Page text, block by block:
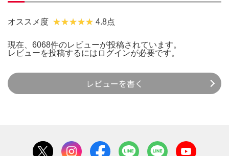
オススメ度 4.8点
現在、6068件のレビューが投稿されています。
レビューを投稿するには ログインが必要です。
レビューを書く